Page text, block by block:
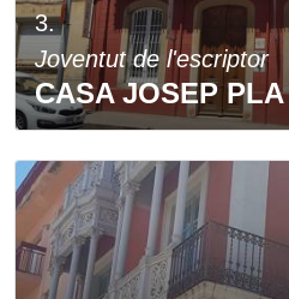
3.
Joventut de l'escriptor
CASA JOSEP PLA